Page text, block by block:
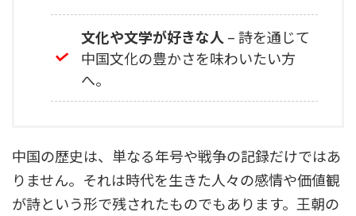
文化や文学が好きな人 – 詩を通じて
中国文化の豊かさを味わいたい方
へ。
中国の歴史は、単なる年号や戦争の記録だけではあ
りません。それは時代を生きた人々の感情や価値観
が詩という形で残されたものでもあります。王朝の